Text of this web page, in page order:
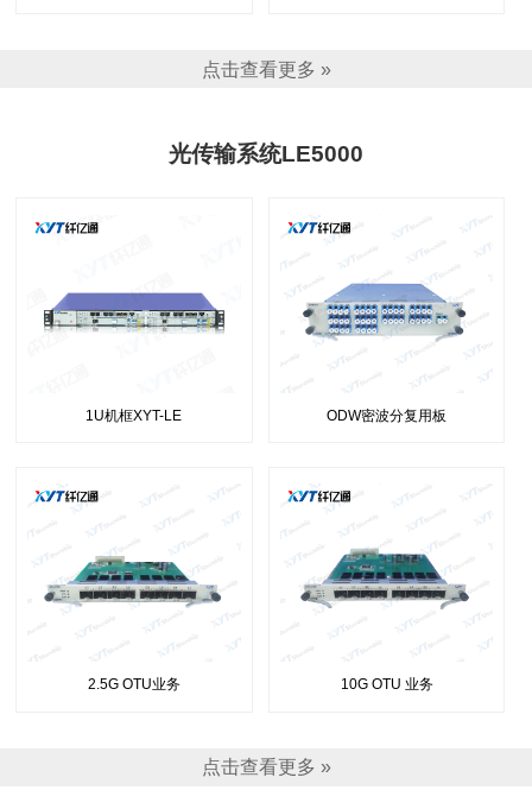
点击查看更多 »
光传输系统LE5000
1U机框XYT-LE ODW密波分复用板
2.5G OTU业务 10G OTU 业务
点击查看更多 »